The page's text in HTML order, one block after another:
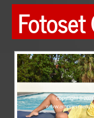
Fotoset